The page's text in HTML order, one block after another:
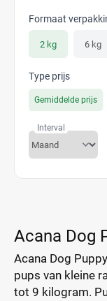
Formaat
2 kg 6 kg
Type prijs
Gemiddelde prijs
Interval
Acana Dog
Acana Dog
pups van kleine
tot 9 kilogram.